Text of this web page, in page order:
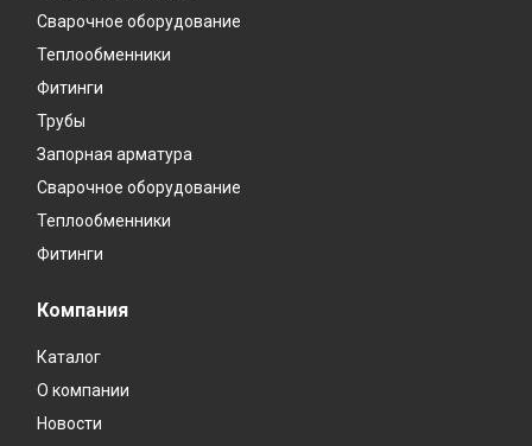
Сварочное оборудование
Теплообменники
Фитинги
Трубы
Запорная арматура
Сварочное оборудование
Теплообменники
Фитинги
Компания
Каталог
О компании
Новости